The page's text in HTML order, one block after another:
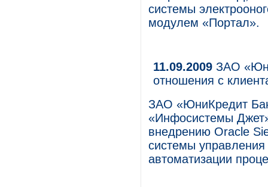
системы
модулем «Портал».
11.09.2009 ЗАО
отношения с
ЗАО «ЮниКредит
«Инфосистемы
внедрению Oracle
системы
автоматизации